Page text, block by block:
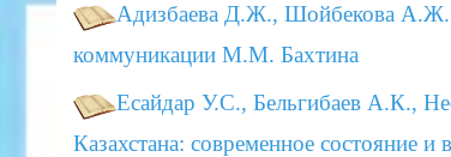
Адизбаева Д.Ж., Шойбекова А.Ж.
коммуникации М.М. Бахтина
Есайдар У.С., Бельгибаев А.К.,
Казахстана: современное состояние и